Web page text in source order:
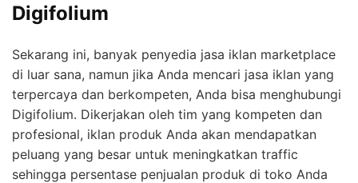
Digifolium
Sekarang ini, banyak penyedia jasa iklan marketplace
di luar sana, namun jika Anda mencari jasa iklan yang
terpercaya dan berkompeten, Anda bisa menghubungi
Digifolium. Dikerjakan oleh tim yang kompeten dan
profesional, iklan produk Anda akan mendapatkan
peluang yang besar untuk meningkatkan traffic
sehingga persentase penjualan produk di toko Anda